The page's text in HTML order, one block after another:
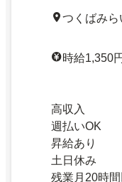
つくばみら
時給1,350
高収入
週払いOK
昇給あり
土日休み
残業月20時